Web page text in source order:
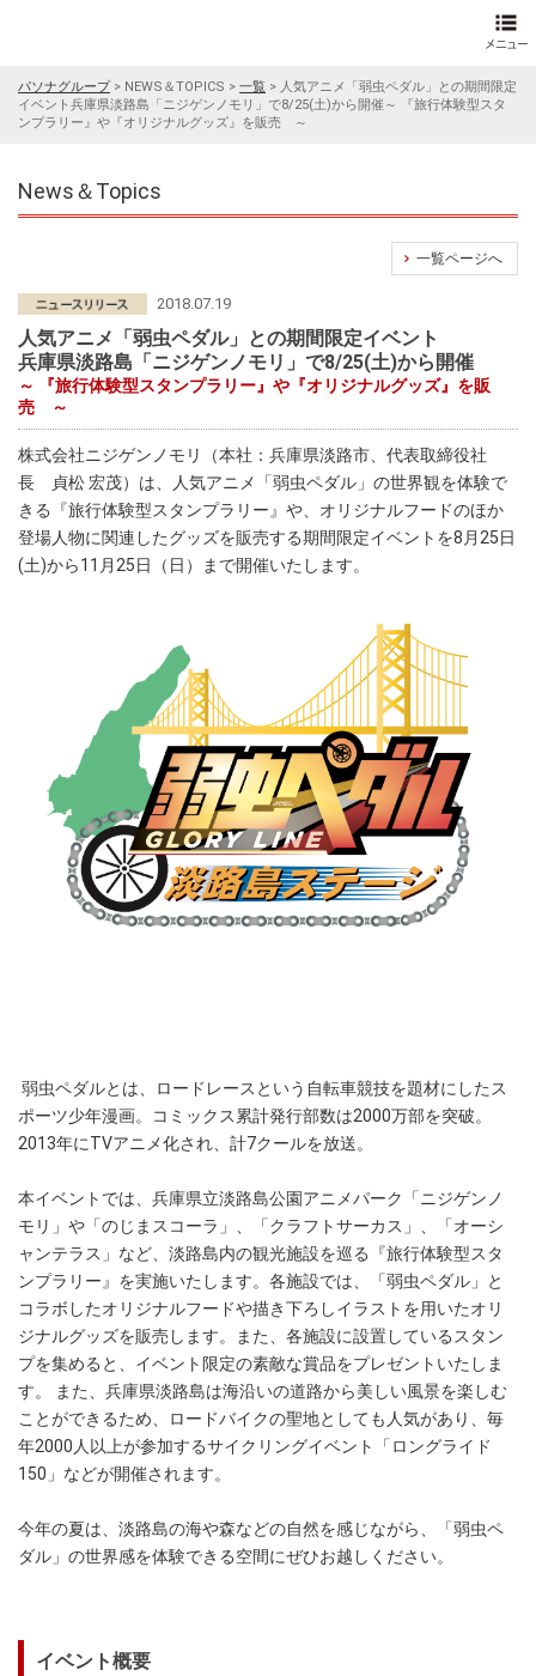
パソナグループ> NEWS＆TOPICS > 一覧 > 人気アニメ「弱虫ペダル」との期間限定
イベント兵庫県淡路島「ニジゲンノモリ」で8/25(土)から開催～ 『旅行体験型スタ
ンプラリー』や『オリジナルグッズ』を販売 ～
News＆Topics
一覧ページへ
2018.07.19
人気アニメ「弱虫ペダル」との期間限定イベント
兵庫県淡路島「ニジゲンノモリ」で8/25(土)から開催
～ 『旅行体験型スタンプラリー』や『オリジナルグッズ』を販
売 ～
株式会社ニジゲンノモリ（本社：兵庫県淡路市、代表取締役社
長 貞松 宏茂）は、人気アニメ「弱虫ペダル」の世界観を体験で
きる『旅行体験型スタンプラリー』や、オリジナルフードのほか
登場人物に関連したグッズを販売する期間限定イベントを8月25日
(土)から11月25日（日）まで開催いたします。
弱虫ペダルとは、ロードレースという自転車競技を題材にしたス
ポーツ少年漫画。コミックス累計発行部数は2000万部を突破。
2013年にTVアニメ化され、計7クールを放送。
本イベントでは、兵庫県立淡路島公園アニメパーク「ニジゲンノ
モリ」や「のじまスコーラ」、「クラフトサーカス」、「オーシ
ャンテラス」など、淡路島内の観光施設を巡る『旅行体験型スタ
ンプラリー』を実施いたします。各施設では、「弱虫ペダル」と
コラボしたオリジナルフードや描き下ろしイラストを用いたオリ
ジナルグッズを販売します。また、各施設に設置しているスタン
プを集めると、イベント限定の素敵な賞品をプレゼントいたしま
す。 また、兵庫県淡路島は海沿いの道路から美しい風景を楽しむ
ことができるため、ロードバイクの聖地としても人気があり、毎
年2000人以上が参加するサイクリングイベント「ロングライド
150」などが開催されます。
今年の夏は、淡路島の海や森などの自然を感じながら、「弱虫ペ
ダル」の世界感を体験できる空間にぜひお越しください。
イベント概要